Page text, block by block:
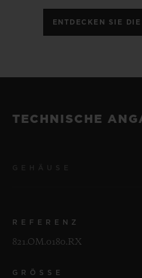
ENTDECKEN SIE
TECHNISCHE
REFERENZ
821.OM.0180.RX
GRÖSSE